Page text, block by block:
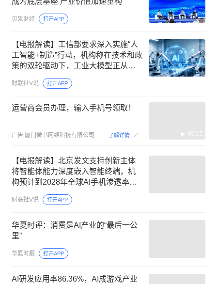
贝果财经 打开APP
【电报解读】工信部要求深入实施“人
工智能+制造”行动，机构称在技术和政
策的双轮驱动下，工业大模型正从单
点验证迈向全流程赋能，这家公司已
形成覆盖数据、开发、训练的工业AI
财联社V说 打开APP
运营商会员办理，输入手机号领取！
广告 厦门微书网络科技有限公司 了解详情 00:15
【电报解读】北京发文支持创新主体
将智能体能力深度嵌入智能终端，机
构预计到2028年全球AI手机渗透率将
攀升至54%，这家公司与国内头部AI
企业深度合作，参与开发各类新型AI
财联社V说 打开APP
华夏时评：消费是AI产业的“最后一公
里”
华夏时报 打开APP
AI研发应用率86.36%，AI成游戏产业